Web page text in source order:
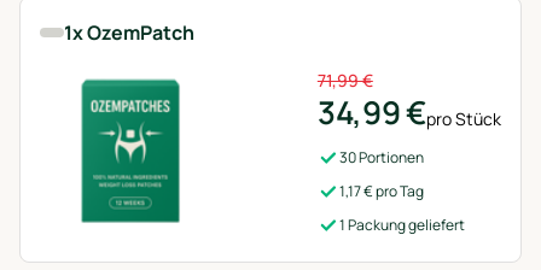
1x OzemPatch
71,99 €
34,99 €pro Stück
30 Portionen
1,17 € pro Tag
1 Packung geliefert